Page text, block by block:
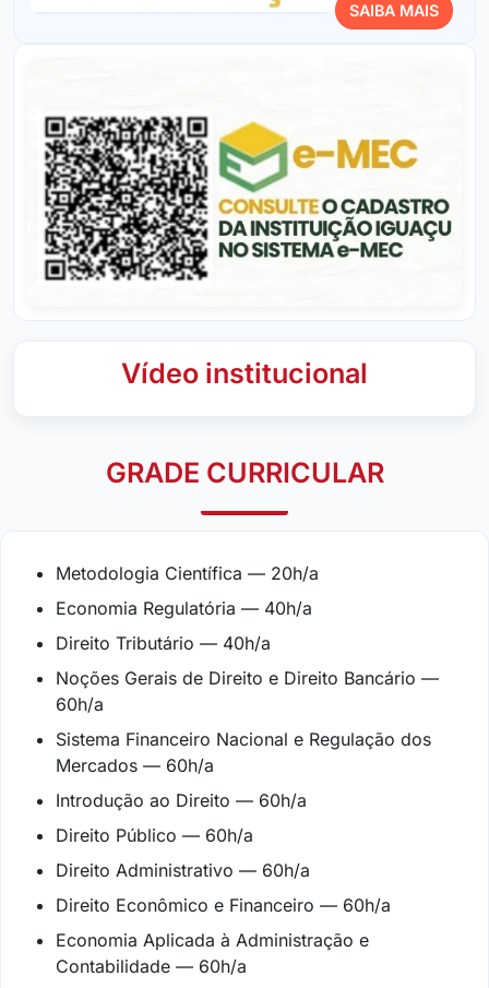
SAIBA MAIS
Vídeo institucional
GRADE CURRICULAR
Metodologia Científica — 20h/a
Economia Regulatória — 40h/a
Direito Tributário — 40h/a
Noções Gerais de Direito e Direito Bancário —
60h/a
Sistema Financeiro Nacional e Regulação dos
Mercados — 60h/a
Introdução ao Direito — 60h/a
Direito Público — 60h/a
Direito Administrativo — 60h/a
Direito Econômico e Financeiro — 60h/a
Economia Aplicada à Administração e
Contabilidade — 60h/a